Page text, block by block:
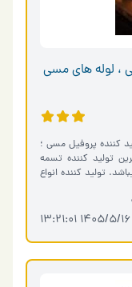
، لوله های مسی
کننده پروفیل مسی ؛
تولید کننده تسمه
تولید کننده انواع
1405/5/16 13:21:01